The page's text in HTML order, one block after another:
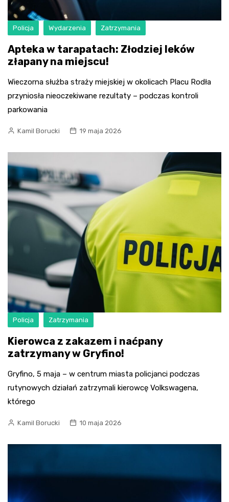
Policja Wydarzenia Zatrzymania
Apteka w tarapatach: Złodziej leków
złapany na miejscu!
Wieczorna służba straży miejskiej w okolicach Placu Rodła
przyniosła nieoczekiwane rezultaty – podczas kontroli
parkowania
Kamil Borucki 19 maja 2026
Policja Zatrzymania
Kierowca z zakazem i naćpany
zatrzymany w Gryfino!
Gryfino, 5 maja – w centrum miasta policjanci podczas
rutynowych działań zatrzymali kierowcę Volkswagena,
którego
Kamil Borucki 10 maja 2026